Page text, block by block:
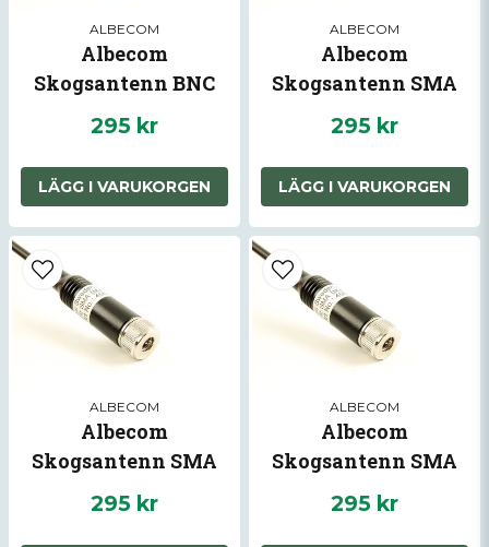
ALBECOM
Albecom
Skogsantenn BNC
155Mhz
295 kr
LÄGG I VARUKORGEN
ALBECOM
Albecom
Skogsantenn SMA
155Mhz Hona
295 kr
LÄGG I VARUKORGEN
ALBECOM
Albecom
Skogsantenn SMA
155Mhz Hane
295 kr
ALBECOM
Albecom
Skogsantenn SMA
31Mhz Hane
295 kr
Skicka fråga